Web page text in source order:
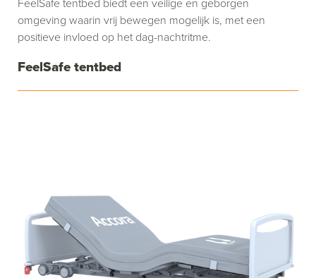
FeelSafe tentbed
omgeving waarin vrij bewegen mogelijk is, met een
positieve invloed op het dag-nachtritme.